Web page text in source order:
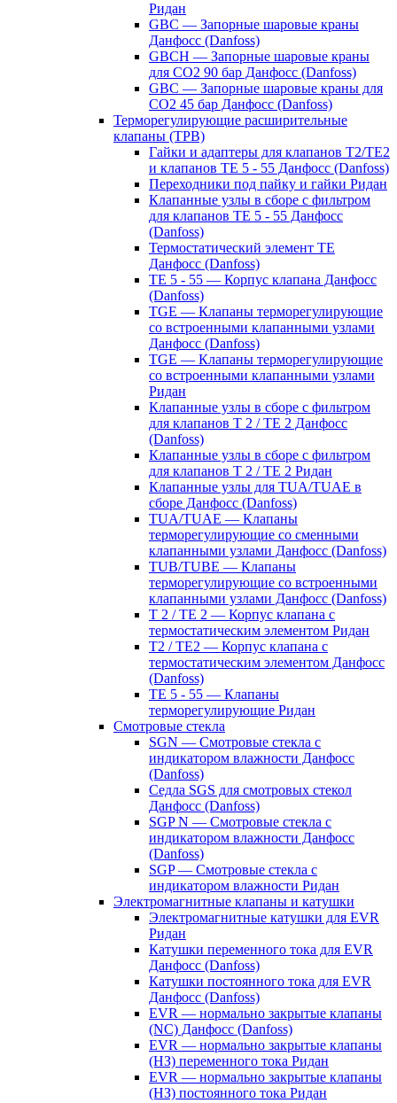
Ридан
GBC — Запорные шаровые краны
Данфосс (Danfoss)
GBCH — Запорные шаровые краны
для CO2 90 бар Данфосс (Danfoss)
GBC — Запорные шаровые краны для
CO2 45 бар Данфосс (Danfoss)
Терморегулирующие расширительные
клапаны (ТРВ)
Гайки и адаптеры для клапанов T2/TE2
и клапанов TE 5 - 55 Данфосс (Danfoss)
Переходники под пайку и гайки Ридан
Клапанные узлы в сборе с фильтром
для клапанов TE 5 - 55 Данфосс
(Danfoss)
Термостатический элемент TE
Данфосс (Danfoss)
TE 5 - 55 — Корпус клапана Данфосс
(Danfoss)
TGE — Клапаны терморегулирующие
со встроенными клапанными узлами
Данфосс (Danfoss)
TGE — Клапаны терморегулирующие
со встроенными клапанными узлами
Ридан
Клапанные узлы в сборе с фильтром
для клапанов T 2 / TE 2 Данфосс
(Danfoss)
Клапанные узлы в сборе с фильтром
для клапанов T 2 / TE 2 Ридан
Клапанные узлы для TUA/TUAE в
сборе Данфосс (Danfoss)
TUA/TUAE — Клапаны
терморегулирующие со сменными
клапанными узлами Данфосс (Danfoss)
TUB/TUBE — Клапаны
терморегулирующие со встроенными
клапанными узлами Данфосс (Danfoss)
T 2 / TE 2 — Корпус клапана с
термостатическим элементом Ридан
T2 / TE2 — Корпус клапана с
термостатическим элементом Данфосс
(Danfoss)
TE 5 - 55 — Клапаны
терморегулирующие Ридан
Смотровые стекла
SGN — Смотровые стекла с
индикатором влажности Данфосс
(Danfoss)
Седла SGS для смотровых стекол
Данфосс (Danfoss)
SGP N — Смотровые стекла с
индикатором влажности Данфосс
(Danfoss)
SGP — Смотровые стекла с
индикатором влажности Ридан
Электромагнитные клапаны и катушки
Электромагнитные катушки для EVR
Ридан
Катушки переменного тока для EVR
Данфосс (Danfoss)
Катушки постоянного тока для EVR
Данфосс (Danfoss)
EVR — нормально закрытые клапаны
(NC) Данфосс (Danfoss)
EVR — нормально закрытые клапаны
(НЗ) переменного тока Ридан
EVR — нормально закрытые клапаны
(НЗ) постоянного тока Ридан